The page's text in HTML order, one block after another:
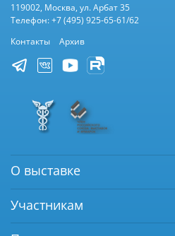
119002, Москва, ул. Арбат 35
Телефон: +7 (495) 925-65-61/62
Контакты
Архив
О выставке
Участникам